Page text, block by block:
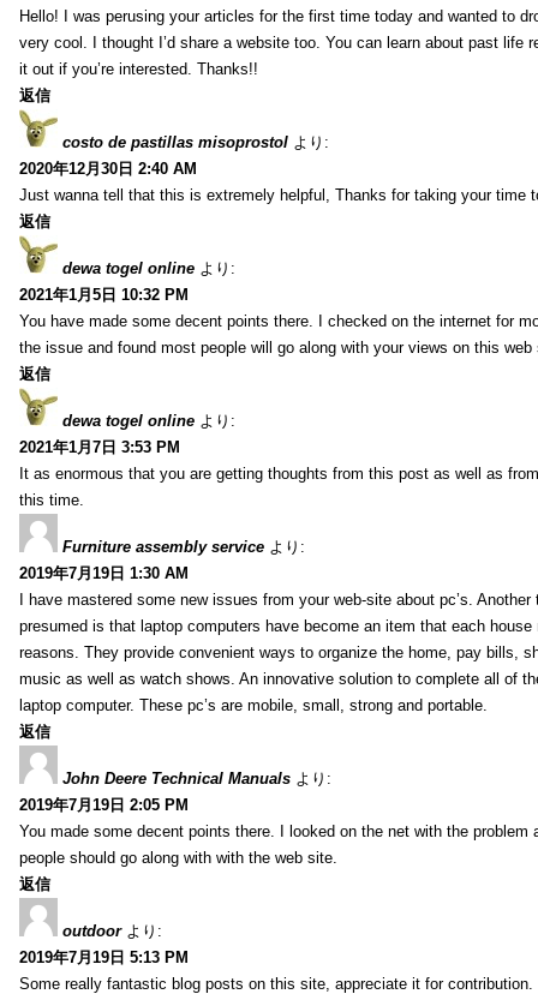
Hello! I was perusing your articles for the first time today and wanted to
very cool. I thought I’d share a website too. You can learn about past life
it out if you’re interested. Thanks!!
返信
costo de pastillas misoprostol より:
2020年12月30日 2:40 AM
Just wanna tell that this is extremely helpful, Thanks for taking your time
返信
dewa togel online より:
2021年1月5日 10:32 PM
You have made some decent points there. I checked on the internet for
the issue and found most people will go along with your views on this web
返信
dewa togel online より:
2021年1月7日 3:53 PM
It as enormous that you are getting thoughts from this post as well as
this time.
Furniture assembly service より:
2019年7月19日 1:30 AM
I have mastered some new issues from your web-site about pc’s. Another
presumed is that laptop computers have become an item that each
reasons. They provide convenient ways to organize the home, pay bills,
music as well as watch shows. An innovative solution to complete all of
laptop computer. These pc’s are mobile, small, strong and portable.
返信
John Deere Technical Manuals より:
2019年7月19日 2:05 PM
You made some decent points there. I looked on the net with the problem
people should go along with with the web site.
返信
outdoor より:
2019年7月19日 5:13 PM
Some really fantastic blog posts on this site, appreciate it for contribution.